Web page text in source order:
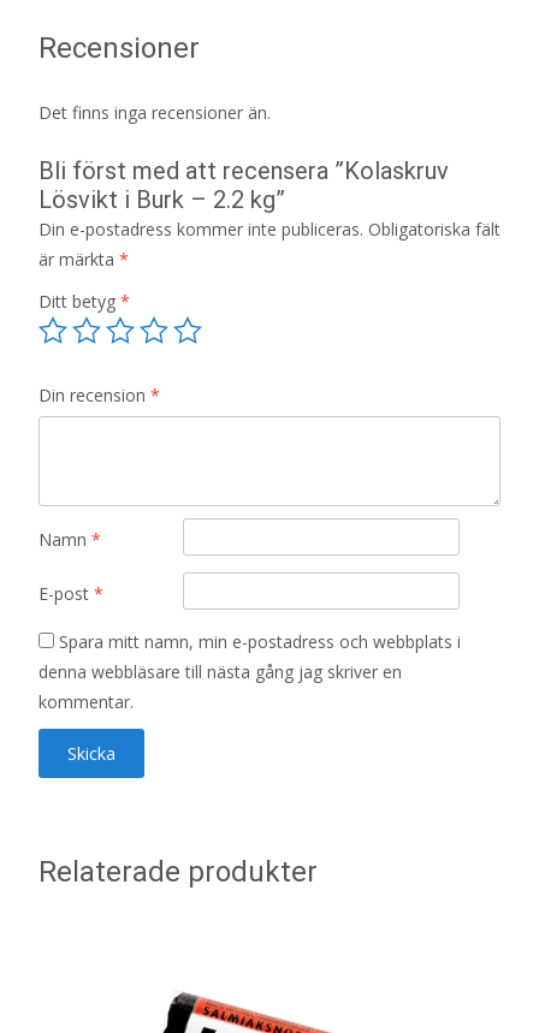
Recensioner
Det finns inga recensioner än.
Bli först med att recensera ”Kolaskruv
Lösvikt i Burk – 2.2 kg”
Din e-postadress kommer inte publiceras. Obligatoriska fält
är märkta *
Ditt betyg *
Din recension *
Namn *
E-post *
Spara mitt namn, min e-postadress och webbplats i
denna webbläsare till nästa gång jag skriver en
kommentar.
Relaterade produkter